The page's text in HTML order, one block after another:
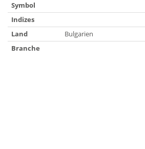
Symbol
Indizes
Land
Bulgarien
Branche